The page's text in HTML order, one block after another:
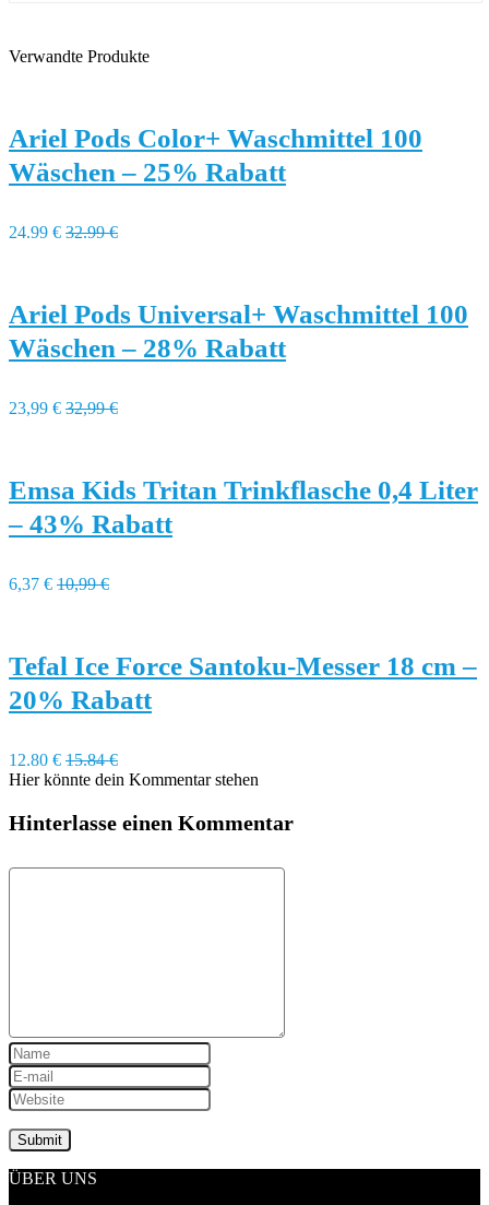
Verwandte Produkte
Ariel Pods Color+ Waschmittel 100
Wäschen – 25% Rabatt
24.99 € 32.99 €
Ariel Pods Universal+ Waschmittel 100
Wäschen – 28% Rabatt
23,99 € 32,99 €
Emsa Kids Tritan Trinkflasche 0,4 Liter
– 43% Rabatt
6,37 € 10,99 €
Tefal Ice Force Santoku-Messer 18 cm –
20% Rabatt
12.80 € 15.84 €
Hier könnte dein Kommentar stehen
Hinterlasse einen Kommentar
ÜBER UNS